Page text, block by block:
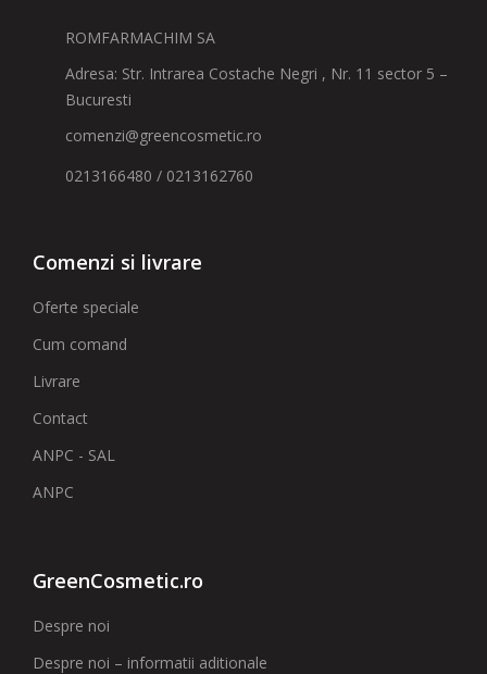
ROMFARMACHIM SA
Adresa: Str. Intrarea Costache Negri , Nr. 11 sector 5 –
Bucuresti
comenzi@greencosmetic.ro
0213166480 / 0213162760
Comenzi si livrare
Oferte speciale
Cum comand
Livrare
Contact
ANPC - SAL
ANPC
GreenCosmetic.ro
Despre noi
Despre noi – informatii aditionale